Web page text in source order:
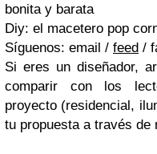
bonita y barata
Diy: el macetero pop
Síguenos: email / feed /
Si eres un diseñador,
comparir con los
proyecto (residencial,
tu propuesta a través de